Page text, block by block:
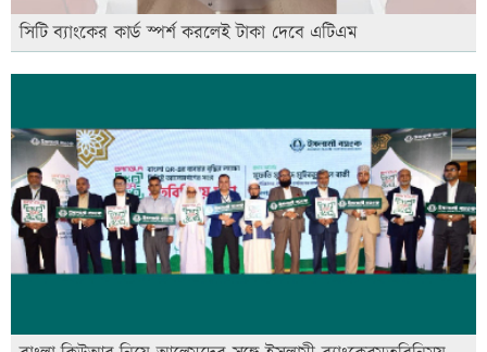
সিটি ব্যাংকের কার্ড স্পর্শ করলেই টাকা দেবে এটিএম